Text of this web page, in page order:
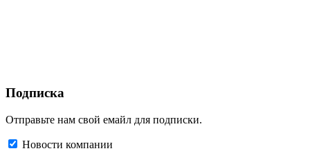
Подписка
Отправьте нам свой емайл для подписки.
Новости компании